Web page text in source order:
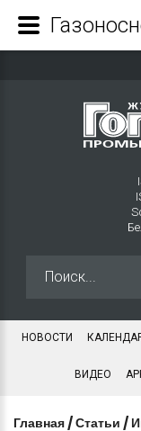
НОВОСТИ
ВИДЕО
Главная /Статьи /